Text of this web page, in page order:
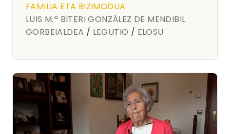
FAMILIA ETA BIZIMODUA
LUIS M.ª BITERI GONZÁLEZ DE MENDIBIL
GORBEIALDEA / LEGUTIO / ELOSU